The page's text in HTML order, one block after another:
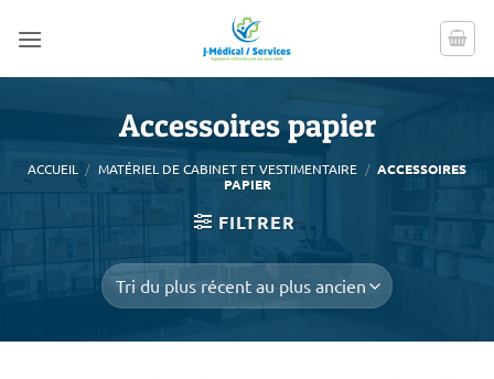
Accessoires papier
ACCUEIL / MATÉRIEL DE CABINET ET VESTIMENTAIRE / ACCESSOIRES
PAPIER
FILTRER